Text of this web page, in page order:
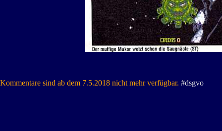
Kommentare sind ab dem 7.5.2018 nicht mehr verfügbar. #dsgvo